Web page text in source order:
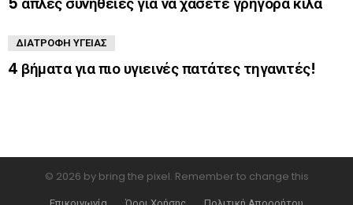
ΔΙΑΤΡΟΦΉ ΥΓΕΊΑΣ
4 βήματα για πιο υγιεινές πατάτες τηγανιτές!
© 2026 by bring the pixel. Remember to change this